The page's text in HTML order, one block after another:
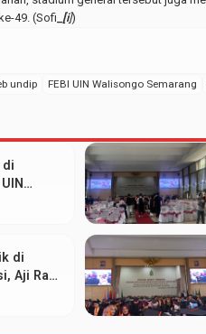
49. (Sofi [i])
undip FEBI UIN Walisongo Semarang
di
di
Aji Raih
FEBI